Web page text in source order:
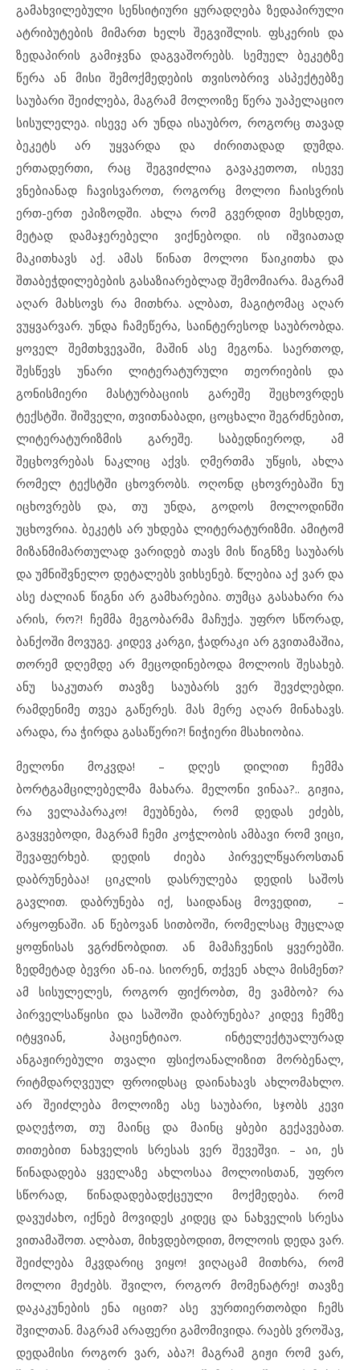
გამახვილებული სენსიტიური ყურადღება ზედაპირული
ატრიბუტების მიმართ ხელს შეგვიშლის. ფსკერის და
ზედაპირის გამიჯვნა დაგვაშორებს. სემუელ ბეკეტზე
წერა ან მისი შემოქმედების თვისობრივ ასპექტებზე
საუბარი შეიძლება, მაგრამ მოლოიზე წერა უაპელაციო
სისულელეა. ისევე არ უნდა ისაუბრო, როგორც თავად
ბეკეტს არ უყვარდა და ძირითადად დუმდა.
ერთადერთი, რაც შეგვიძლია გავაკეთოთ, ისევე
ვნებიანად ჩავისვაროთ, როგორც მოლოი ჩაისვრის
ერთ-ერთ ეპიზოდში. ახლა რომ გვერდით მესხდეთ,
მეტად დამაჯერებელი ვიქნებოდი. ის იშვიათად
მაკითხავს აქ. ამას წინათ მოლოი წაიკითხა და
შთაბეჭდილებების გასაზიარებლად შემომიარა. მაგრამ
აღარ მახსოვს რა მითხრა. ალბათ, მაგიტომაც აღარ
ვუყვარვარ. უნდა ჩამეწერა, საინტერესოდ საუბრობდა.
ყოველ შემთხვევაში, მაშინ ასე მეგონა. საერთოდ,
შესწევს უნარი ლიტერატურული თეორიების და
გონისმიერი მასტურბაციის გარეშე შეცხოვრდეს
ტექსტში. შიშველი, თვითნაბადი, ცოცხალი შეგრძნებით,
ლიტერატურიზმის გარეშე. საბედნიეროდ, ამ
შეცხოვრებას ნაკლიც აქვს. ღმერთმა უწყის, ახლა
რომელ ტექსტში ცხოვრობს. ოღონდ ცხოვრებაში ნუ
იცხოვრებს და, თუ უნდა, გოდოს მოლოდინში
უცხოვრია. ბეკეტს არ უხდება ლიტერატურიზმი. ამიტომ
მიზანმიმართულად ვარიდებ თავს მის წიგნზე საუბარს
და უმნიშვნელო დეტალებს ვიხსენებ. წლებია აქ ვარ და
ასე ძალიან წიგნი არ გამხარებია. თუმცა გასახარი რა
არის, რო?! ჩემმა მეგობარმა მაჩუქა. უფრო სწორად,
ბანქოში მოვუგე. კიდევ კარგი, ჭადრაკი არ გვითამაშია,
თორემ დღემდე არ მეცოდინებოდა მოლოის შესახებ.
ანუ საკუთარ თავზე საუბარს ვერ შევძლებდი.
რამდენიმე თვეა გაწერეს. მას მერე აღარ მინახავს.
არადა, რა ჭირდა გასაწერი?! ნიჭიერი მსახიობია.
მელონი მოკვდა! – დღეს დილით ჩემმა
ბორტგამცილებელმა მახარა. მელონი ვინაა?.. გიჟია,
რა ველაპარაკო! მეუბნება, რომ დედას ეძებს,
გავყვებოდი, მაგრამ ჩემი კოჭლობის ამბავი რომ ვიცი,
შევაფერხებ. დედის ძიება პირველწყაროსთან
დაბრუნებაა! ციკლის დასრულება დედის საშოს
გავლით. დაბრუნება იქ, საიდანაც მოვედით, –
არყოფნაში. ან წებოვან სითბოში, რომელსაც მუცლად
ყოფნისას ვგრძნობდით. ან მამაჩვენის ყვერებში.
ზედმეტად ბევრი ან-ია. სიორენ, თქვენ ახლა მისმენთ?
ამ სისულელეს, როგორ ფიქრობთ, მე ვამბობ? რა
პირველსაწყისი და საშოში დაბრუნება? კიდევ ჩემზე
იტყვიან, პაციენტიაო. ინტელექტუალურად
ანგაჟირებული თვალი ფსიქოანალიზით მორბენალ,
რიტმდარღვეულ ფროიდსაც დაინახავს ახლომახლო.
არ შეიძლება მოლოიზე ასე საუბარი, სჯობს კევი
დაღეჭოთ, თუ მაინც და მაინც ყბები გექავებათ.
თითებით ნახველის სრესას ვერ შევეშვი. – აი, ეს
წინადადება ყველაზე ახლოსაა მოლოისთან, უფრო
სწორად, წინადადებადქცეული მოქმედება. რომ
დავუძახო, იქნებ მოვიდეს კიდეც და ნახველის სრესა
ვითამაშოთ. ალბათ, მიხვდებოდით, მოლოის დედა ვარ.
შეიძლება მკვდარიც ვიყო! ვიღაცამ მითხრა, რომ
მოლოი მეძებს. შვილო, როგორ მომენატრე! თავზე
დაკაკუნების ენა იცით? ასე ვურთიერთობდი ჩემს
შვილთან. მაგრამ არაფერი გამომივიდა. რაებს ვროშავ,
დედამისი როგორ ვარ, აბა?! მაგრამ გიჟი რომ ვარ,